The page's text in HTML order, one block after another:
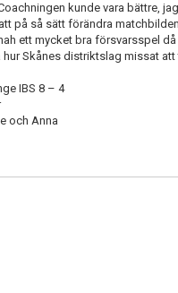
kunde vara bättre,
på så sätt förändra
ett mycket bra försvarsspel
Skånes distriktslag missat
IBS 8 – 4
och Anna